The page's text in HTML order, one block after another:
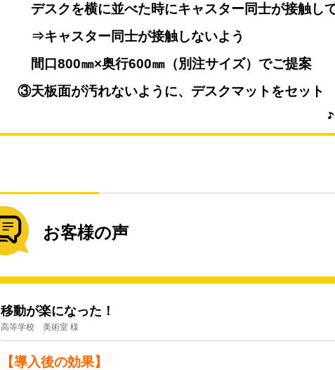
デスクを横に並べた時にキャスター同士が接触して
⇒キャスター同士が接触しないよう
間口800㎜×奥行600㎜（別注サイズ）でご提案
③天板面が汚れないように、デスクマットをセット
お客様の声
移動が楽になった！
高等学校 美術室 様
【導入後の効果】